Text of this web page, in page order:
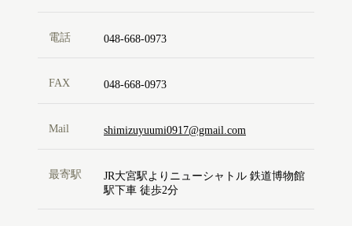
電話 048-668-0973
FAX 048-668-0973
Mail shimizuyuumi0917@gmail.com
最寄駅
JR大宮駅よりニューシャトル 鉄道博物館
駅下車 徒歩2分